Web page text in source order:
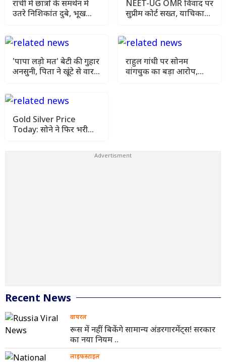
रांची में छात्रों के समर्थन में
उतरे निशिकांत दुबे, भूख
NEET-UG OMR विवाद पर
सुप्रीम कोर्ट सख्त, याचिका
'पापा लड़ो मत' बेटी की गुहार
अनसुनी, पिता ने खूंटे से वार
राहुल गांधी पर सोनम
वांगचुक का बड़ा आरोप,
Gold Silver Price
Today: सोने ने फिर भरी
Recent News
वायरल
रूस में नहीं बिकेंगे सामान्य अंडरगारमेंट्स! सरकार
का नया नियम ..
लाइफस्टाइल